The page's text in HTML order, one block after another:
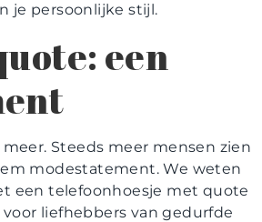
je persoonlijke stijl.
een
Steeds meer mensen zien
modestatement. We weten
een telefoonhoesje met quote
liefhebbers van gedurfde